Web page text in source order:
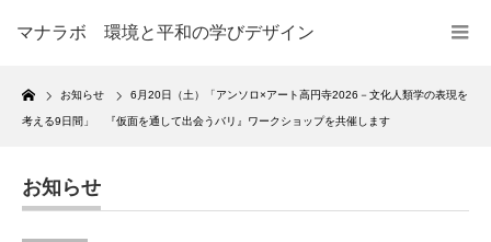
マナラボ 環境と平和の学びデザイン
Home
お知らせ 6月20日（土）「アンソロ×アート高円寺2026－文化人類学の表現を
考える9日間」 『仮面を通して出会うバリ』ワークショップを共催します
お知らせ